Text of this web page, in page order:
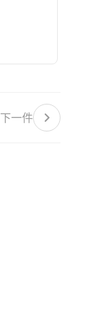
下一件